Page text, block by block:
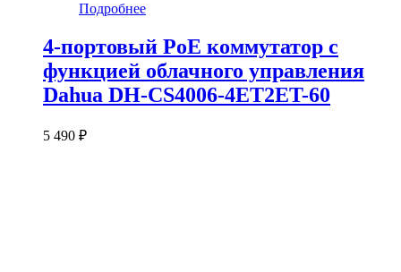
Подробнее
4-портовый PoE коммутатор с
функцией облачного управления
Dahua DH-CS4006-4ET2ET-60
5 490 ₽